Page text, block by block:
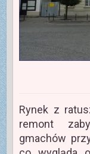
Rynek z
remont
gmachów